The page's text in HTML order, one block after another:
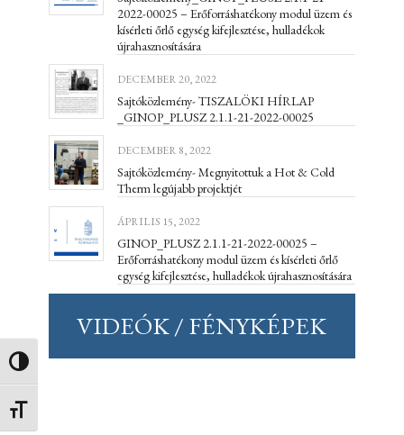
Nagy kontraszt váltása
Betűméret váltása
2022-00025 – Erőforráshatékony modul üzem és
kísérleti őrlő egység kifejlesztése, hulladékok
újrahasznosítására
DECEMBER 20, 2022
Sajtóközlemény- TISZALÖKI HÍRLAP
_GINOP_PLUSZ 2.1.1-21-2022-00025
DECEMBER 8, 2022
Sajtóközlemény- Megnyitottuk a Hot & Cold
Therm legújabb projektjét
ÁPRILIS 15, 2022
GINOP_PLUSZ 2.1.1-21-2022-00025 –
Erőforráshatékony modul üzem és kísérleti őrlő
egység kifejlesztése, hulladékok újrahasznosítására
VIDEÓK / FÉNYKÉPEK